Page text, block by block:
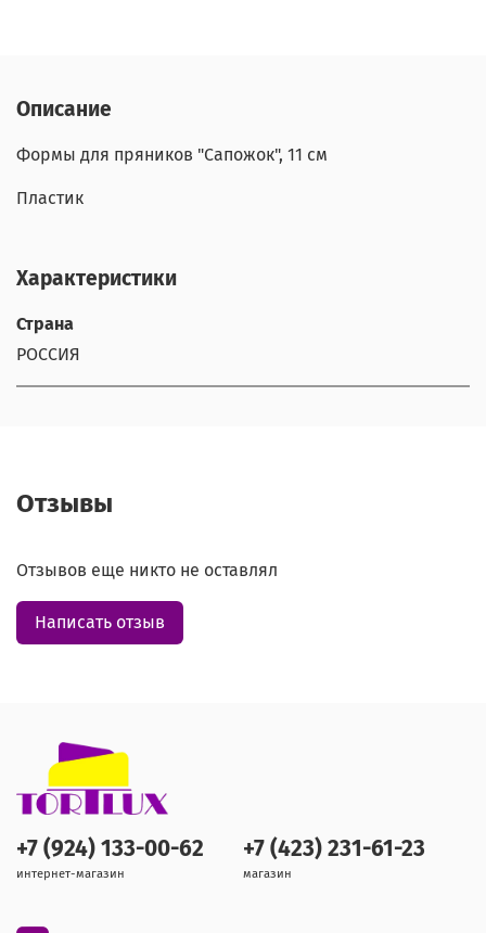
Описание
Формы для пряников "Сапожок", 11 см
Пластик
Характеристики
Страна
РОССИЯ
Отзывы
Отзывов еще никто не оставлял
Написать отзыв
+7 (924) 133-00-62
интернет-магазин
+7 (423) 231-61-23
магазин